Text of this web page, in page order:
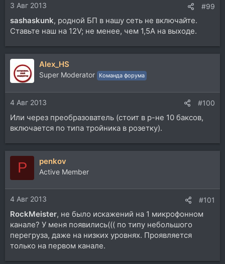
3 Авг 2013 #99
sashaskunk, родной БП в нашу сеть не включайте.
Ставьте наш на 12V; не менее, чем 1,5A на выходе.
Alex_HS
Super Moderator Команда форума
4 Авг 2013 #100
Или через преобразователь (стоит в р-не 10 баксов,
включается по типа тройника в розетку).
P penkov
Active Member
4 Авг 2013 #101
RockMeister, не было искажений на 1 микрофонном
канале? У меня появились((( по типу небольшого
перегруза, даже на низких уровнях. Проявляется
только на первом канале.